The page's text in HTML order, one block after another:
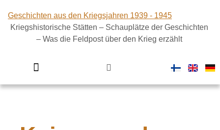
Geschichten aus den Kriegsjahren 1939 - 1945
Kriegshistorische Stätten – Schauplätze der Geschichten
– Was die Feldpost über den Krieg erzählt